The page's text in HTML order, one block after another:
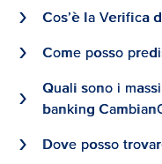
Assistenza | FAQ
Tutte le pagine dedicate al
Conti
Cos’è la Verifica
Come posso
Quali sono i
banking
Dove posso